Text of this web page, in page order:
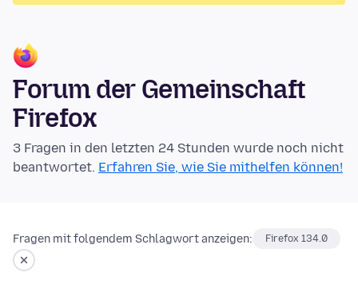
Forum der Gemeinschaft
Firefox
3 Fragen in den letzten 24 Stunden wurde noch nicht
beantwortet. Erfahren Sie, wie Sie mithelfen können!
Fragen mit folgendem Schlagwort anzeigen: Firefox 134.0